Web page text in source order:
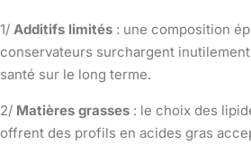
1/ Additifs limités : une composition
conservateurs surchargent
santé sur le long terme.
2/ Matières grasses : le choix des
offrent des profils en acides gras